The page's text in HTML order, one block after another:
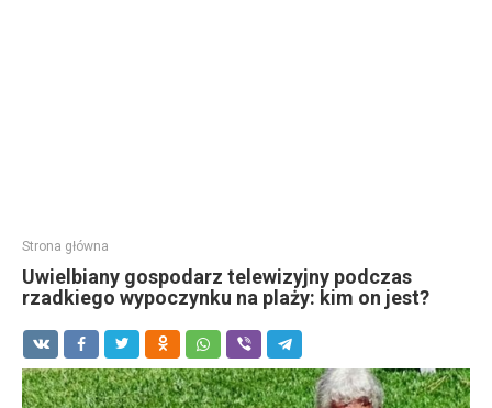
Strona główna
Uwielbiany gospodarz telewizyjny podczas
rzadkiego wypoczynku na plaży: kim on jest?